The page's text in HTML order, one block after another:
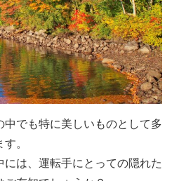
でも特に美しいものとして多
。
には、運転手にとっての隠れた